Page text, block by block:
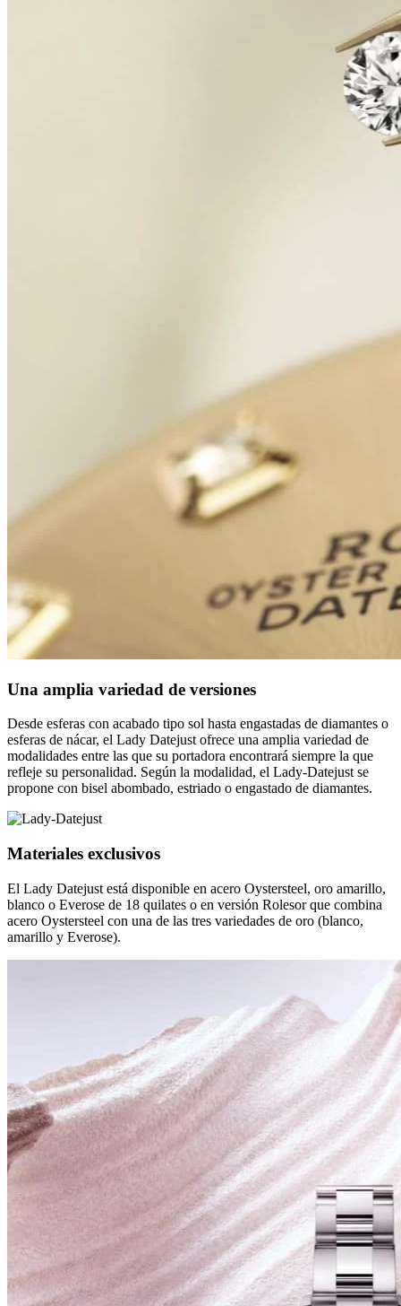
Una amplia variedad de versiones
Desde esferas con acabado tipo sol hasta engastadas de diamantes o
esferas de nácar, el Lady Datejust ofrece una amplia variedad de
modalidades entre las que su portadora encontrará siempre la que
refleje su personalidad. Según la modalidad, el Lady-Datejust se
propone con bisel abombado, estriado o engastado de diamantes.
Materiales exclusivos
El Lady Datejust está disponible en acero Oystersteel, oro amarillo,
blanco o Everose de 18 quilates o en versión Rolesor que combina
acero Oystersteel con una de las tres variedades de oro (blanco,
amarillo y Everose).